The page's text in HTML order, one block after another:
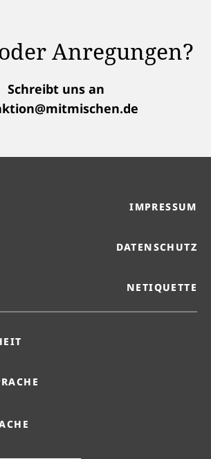
Anregungen?
Schreibt uns an
IMPRESSUM
DATENSCHUTZ
NETIQUETTE